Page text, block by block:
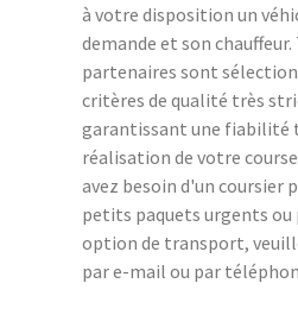
à votre disposition un
demande et son chauffeur.
partenaires sont
critères de qualité très
garantissant une fiabilité
réalisation de votre
avez besoin d'un coursier
petits paquets urgents
option de transport,
par e-mail ou par